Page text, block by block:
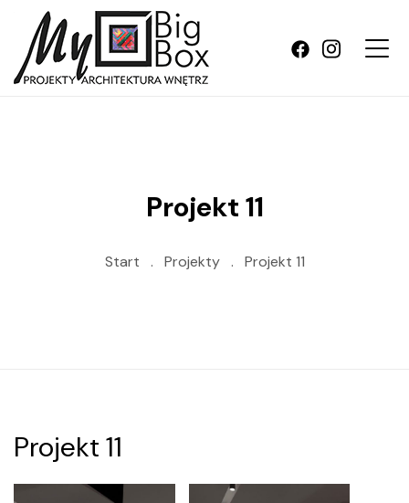
Projekt 11
Start . Projekty . Projekt 11
Projekt 11